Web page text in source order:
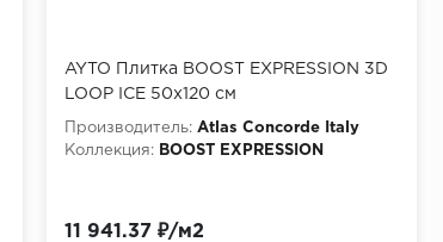
AYTO Плитка BOOST EXPRESSION 3D
LOOP ICE 50x120 см
Производитель: Atlas Concorde Italy
Коллекция:
BOOST EXPRESSION
11 941.37 ₽/м2